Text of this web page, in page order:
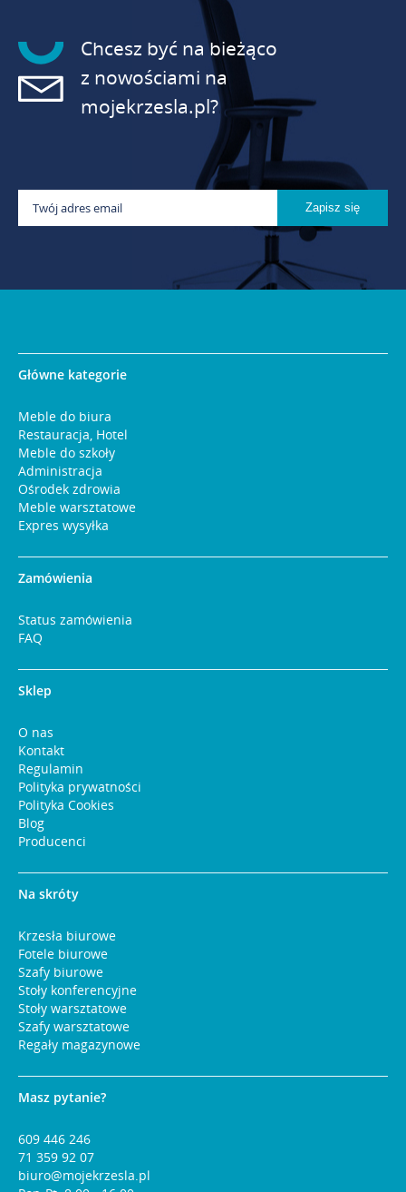
Chcesz być na bieżąco
z nowościami na
mojekrzesla.pl?
Główne kategorie
Meble do biura
Restauracja, Hotel
Meble do szkoły
Administracja
Ośrodek zdrowia
Meble warsztatowe
Expres wysyłka
Zamówienia
Status zamówienia
FAQ
Sklep
O nas
Kontakt
Regulamin
Polityka prywatności
Polityka Cookies
Blog
Producenci
Na skróty
Krzesła biurowe
Fotele biurowe
Szafy biurowe
Stoły konferencyjne
Stoły warsztatowe
Szafy warsztatowe
Regały magazynowe
Masz pytanie?
609 446 246
71 359 92 07
biuro@mojekrzesla.pl